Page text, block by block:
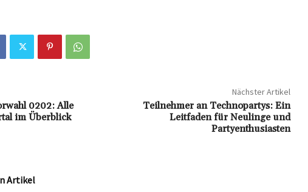
0202: Alle
im Überblick
Nächster Artikel
Teilnehmer an Technopartys: Ein
Leitfaden für Neulinge und
Partyenthusiasten
Artikel